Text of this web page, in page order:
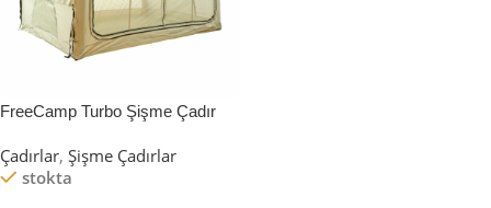
FreeCamp Turbo Şişme Çadır
Çadırlar, Şişme Çadırlar
stokta